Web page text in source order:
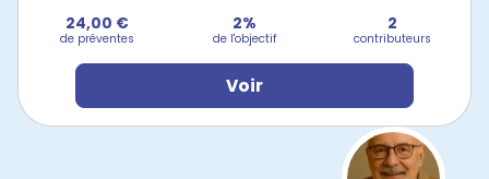
24,00 €
de préventes
2%
de l'objectif
2
contributeurs
Voir